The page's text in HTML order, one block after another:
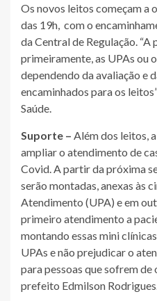
Os novos leitos começam a
das 19h, com o
da Central de Regulação.
primeiramente, as UPAs ou
dependendo da avaliação e
encaminhados para os
Saúde.
Suporte – Além dos leitos,
ampliar o atendimento de
Covid. A partir da próxima
serão montadas, anexas às
Atendimento (UPA) e em
primeiro atendimento a
montando essas mini
UPAs e não prejudicar o
para pessoas que sofrem de
prefeito Edmilson